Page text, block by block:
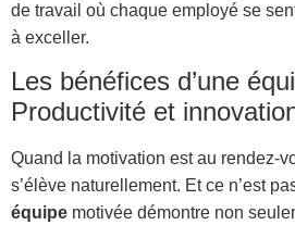
de travail où chaque employé se
à exceller.
Les bénéfices d’une
Productivité et
Quand la motivation est au rendez-
s’élève naturellement. Et ce n’est
équipe motivée démontre non